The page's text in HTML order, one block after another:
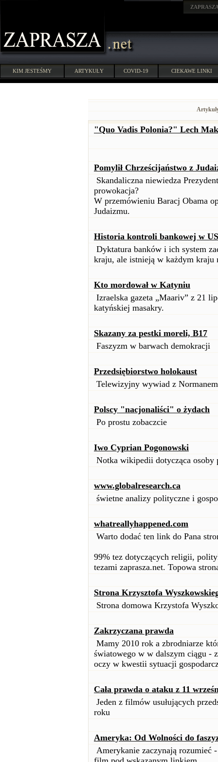
KIM JESTEŚMY ARTYKUŁY COVID-19 CIEKAWE LINKI
"Quo Vadis Polonia?" Lech
Pomylił Chrześcijaństwo z
Skandaliczna niewiedza
prowokacja?
W przemówieniu Baracj Obama
Judaizmu.
Historia kontroli bankowej w
Dyktatura banków i ich system
kraju, ale istnieją w każdym kraju
Kto mordował w Katyniu
Izraelska gazeta „Maariv” z 21
katyńskiej masakry.
Skazany za pestki moreli, B17
Faszyzm w barwach demokracji
Przedsiębiorstwo holokaust
Telewizyjny wywiad z
Polscy "nacjonaliści" o żydach
Po prostu zobaczcie
Iwo Cyprian Pogonowski
Notka wikipedii dotycząca
www.globalresearch.ca
świetne analizy polityczne i
whatreallyhappened.com
Warto dodać ten link do Pana
99% tez dotyczących religii,
tezami zaprasza.net. Topowa
Strona Krzysztofa
Strona domowa Krzystofa
Zakrzyczana prawda
Mamy 2010 rok a zbrodniarze
światowego w w dalszym ciągu -
oczy w kwestii sytuacji
Cała prawda o ataku z 11
Jeden z filmów usułujących
roku
Ameryka: Od Wolności do
Amerykanie zaczynają rozumieć